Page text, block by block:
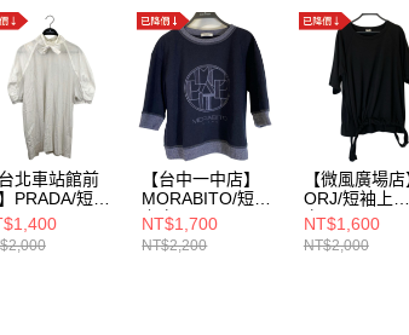
台北車站館前
PRADA/短袖
35919S172
【台中一中店】
MORABITO/短袖
上衣//2119-62322
NT$1,700
NT$2,200
【微風廣場店
ORJ/短袖上
衣/2/ha06-
NT$1,600
NT$2,000